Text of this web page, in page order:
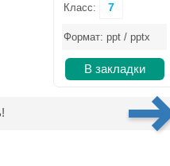
Класс: 7
Формат: ppt / pptx
В закладки